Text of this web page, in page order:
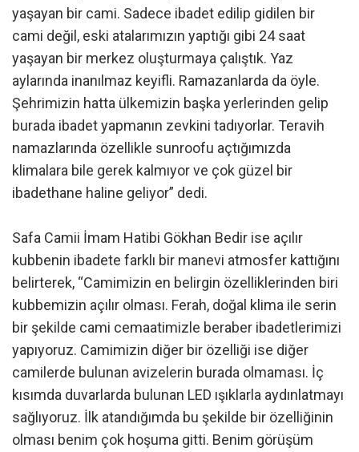
yaşayan bir cami. Sadece ibadet edilip gidilen bir
cami değil, eski atalarımızın yaptığı gibi 24 saat
yaşayan bir merkez oluşturmaya çalıştık. Yaz
aylarında inanılmaz keyifli. Ramazanlarda da öyle.
Şehrimizin hatta ülkemizin başka yerlerinden gelip
burada ibadet yapmanın zevkini tadıyorlar. Teravih
namazlarında özellikle sunroofu açtığımızda
klimalara bile gerek kalmıyor ve çok güzel bir
ibadethane haline geliyor” dedi.
Safa Camii İmam Hatibi Gökhan Bedir ise açılır
kubbenin ibadete farklı bir manevi atmosfer kattığını
belirterek, “Camimizin en belirgin özelliklerinden biri
kubbemizin açılır olması. Ferah, doğal klima ile serin
bir şekilde cami cemaatimizle beraber ibadetlerimizi
yapıyoruz. Camimizin diğer bir özelliği ise diğer
camilerde bulunan avizelerin burada olmaması. İç
kısımda duvarlarda bulunan LED ışıklarla aydınlatmayı
sağlıyoruz. İlk atandığımda bu şekilde bir özelliğinin
olması benim çok hoşuma gitti. Benim görüşüm